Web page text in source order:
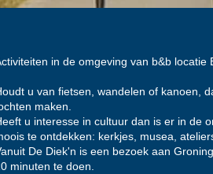
in de omgeving van b&b locatie
u van fietsen, wandelen of kanoen,
maken.
u interesse in cultuur dan is er in de
te ontdekken: kerkjes, musea,
De Diek'n is een bezoek aan
minuten te doen.